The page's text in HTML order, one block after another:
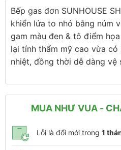
Bếp gas đơn SUNHOUSE
khiển lửa to nhỏ bằng núm
gam màu đen & tô điểm
lại tính thẩm mỹ cao vừa có
nhiệt, đồng thời dễ dàng vệ
MUA NHƯ VUA -
Lỗi là đổi mới trong 1